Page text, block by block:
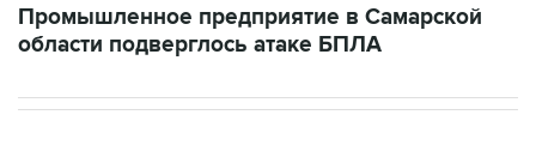
Промышленное предприятие в Самарской
области подверглось атаке БПЛА